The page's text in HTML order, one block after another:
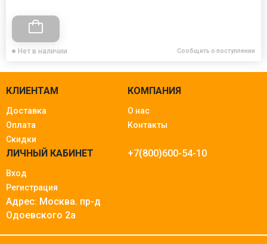
Нет в наличии Сообщить о поступлении
КЛИЕНТАМ
Доставка
Оплата
Скидки
КОМПАНИЯ
О нас
Контакты
ЛИЧНЫЙ КАБИНЕТ
Вход
Регистрация
+7(800)600-54-10
Адрес: Москва. пр-д
Одоевского 2а